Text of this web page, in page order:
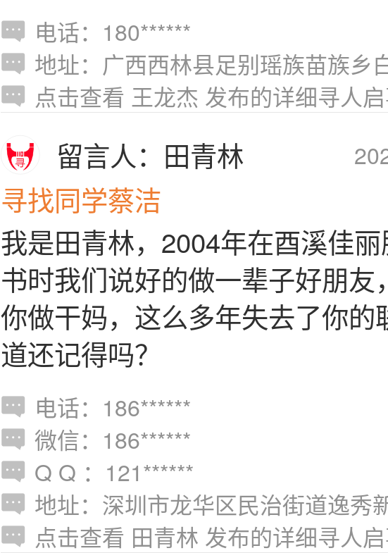
电话：180******
地址：广西西林县足别瑶族苗族乡
点击查看 王龙杰 发布的详细寻人
留言人：田青林
寻找同学蔡洁
我是田青林，2004年在酉溪佳
书时我们说好的做一辈子好朋友
你做干妈，这么多年失去了你的
道还记得吗？
电话：186******
微信：186******
Q Q ：121******
地址：深圳市龙华区民治街道逸秀
点击查看 田青林 发布的详细寻人